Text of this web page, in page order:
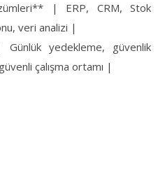
| ERP, CRM, Stok
veri analizi |
yedekleme, güvenlik
çalışma ortamı |